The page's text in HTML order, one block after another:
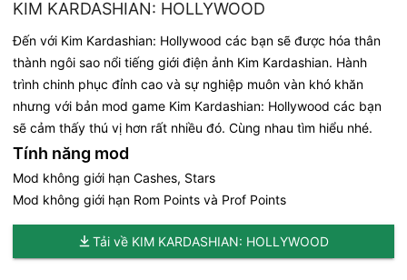
KIM KARDASHIAN: HOLLYWOOD
Đến với Kim Kardashian: Hollywood các bạn sẽ được hóa thân
thành ngôi sao nổi tiếng giới điện ảnh Kim Kardashian. Hành
trình chinh phục đỉnh cao và sự nghiệp muôn vàn khó khăn
nhưng với bản mod game Kim Kardashian: Hollywood các bạn
sẽ cảm thấy thú vị hơn rất nhiều đó. Cùng nhau tìm hiểu nhé.
Tính năng mod
Mod không giới hạn Cashes, Stars
Mod không giới hạn Rom Points và Prof Points
Tải về KIM KARDASHIAN: HOLLYWOOD